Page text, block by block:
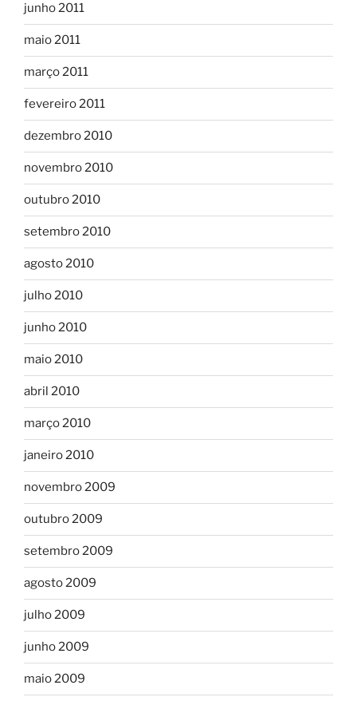
junho 2011
maio 2011
março 2011
fevereiro 2011
dezembro 2010
novembro 2010
outubro 2010
setembro 2010
agosto 2010
julho 2010
junho 2010
maio 2010
abril 2010
março 2010
janeiro 2010
novembro 2009
outubro 2009
setembro 2009
agosto 2009
julho 2009
junho 2009
maio 2009